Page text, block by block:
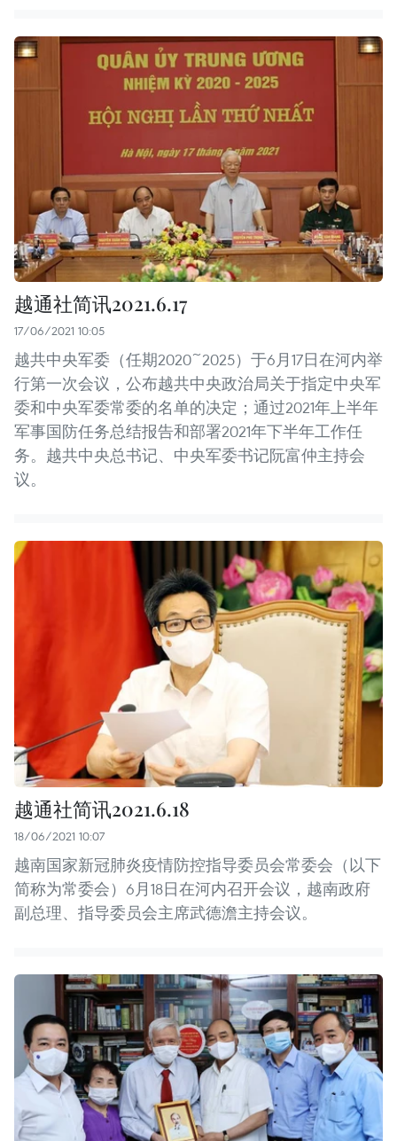
越通社简讯2021.6.17
17/06/2021 10:05
越共中央军委（任期2020~2025）于6月17日在河内举
行第一次会议，公布越共中央政治局关于指定中央军
委和中央军委常委的名单的决定；通过2021年上半年
军事国防任务总结报告和部署2021年下半年工作任
务。越共中央总书记、中央军委书记阮富仲主持会
议。
越通社简讯2021.6.18
18/06/2021 10:07
越南国家新冠肺炎疫情防控指导委员会常委会（以下
简称为常委会）6月18日在河内召开会议，越南政府
副总理、指导委员会主席武德澹主持会议。